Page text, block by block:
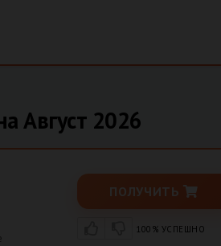
Август 2026
ПОЛУЧИТЬ
100% УСПЕШНО